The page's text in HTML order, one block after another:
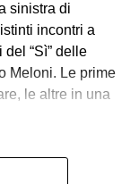
sinistra di
incontri a
“Sì” delle
Meloni. Le prime
le altre in una